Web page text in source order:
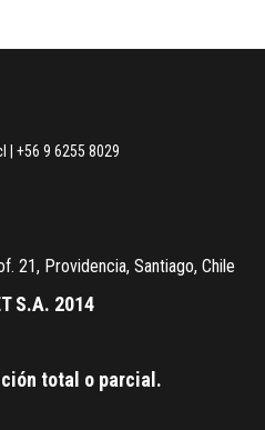
| +56 9 6255 8029
21, Providencia, Santiago, Chile
S.A. 2014
total o parcial.